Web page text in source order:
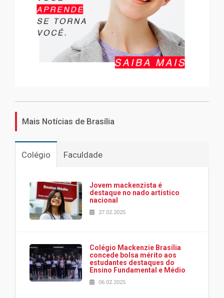
Mais Notícias de Brasília
Colégio Faculdade
Jovem mackenzista é
destaque no nado artístico
nacional
27.02.2025
Colégio Mackenzie Brasília
concede bolsa mérito aos
estudantes destaques do
Ensino Fundamental e Médio
06.02.2025